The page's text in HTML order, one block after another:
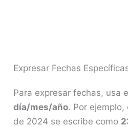
Expresar Fechas
Para expresar fechas, usa
día/mes/año. Por
de 2024 se escribe como